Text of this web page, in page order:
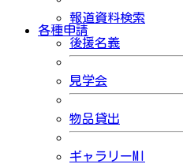
報道資料検索
各種申請
後援名義
見学会
物品貸出
ギャラリーMI